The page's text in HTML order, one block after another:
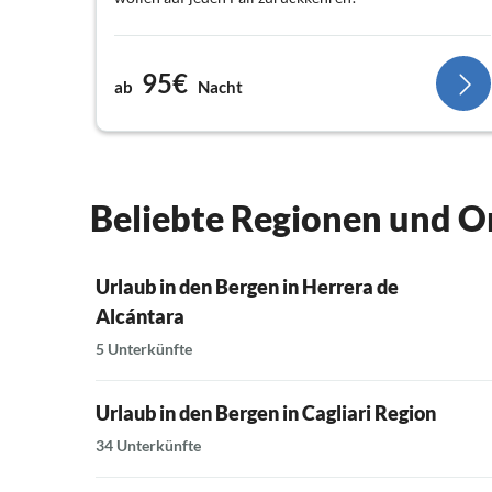
ab 95€ Nacht
Beliebte Regionen und
Urlaub in den Bergen in Herrera de
Alcántara
5 Unterkünfte
Urlaub in den Bergen in Cagliari Region
34 Unterkünfte